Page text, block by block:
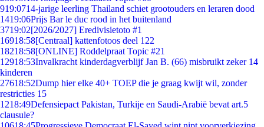
919:0714-jarige leerling Thailand schiet grootouders en leraren dood
1419:06Prijs Bar le duc rood in het buitenland
3719:02[2026/2027] Eredivisietoto #1
16918:58[Centraal] kattenfotoos deel 122
18218:58[ONLINE] Roddelpraat Topic #21
12918:53Invalkracht kinderdagverblijf Jan B. (66) misbruikt zeker 14
kinderen
27618:52Dump hier elke 40+ TOEP die je graag kwijt wil, zonder
restricties 15
1218:49Defensiepact Pakistan, Turkije en Saudi-Arabië bevat art.5
clausule?